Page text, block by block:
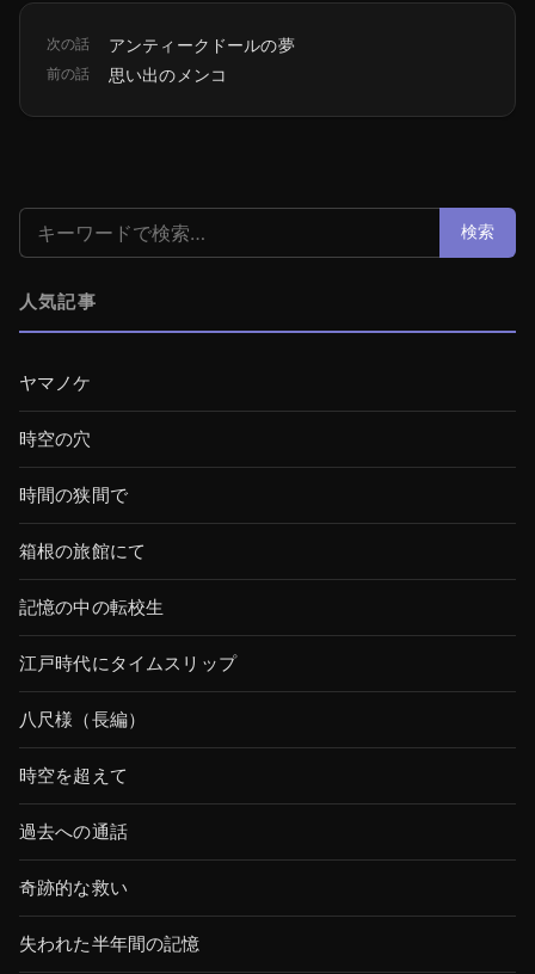
次の話 アンティークドールの夢
前の話 思い出のメンコ
検索: 検索
人気記事
ヤマノケ
時空の穴
時間の狭間で
箱根の旅館にて
記憶の中の転校生
江戸時代にタイムスリップ
八尺様（長編）
時空を超えて
過去への通話
奇跡的な救い
失われた半年間の記憶